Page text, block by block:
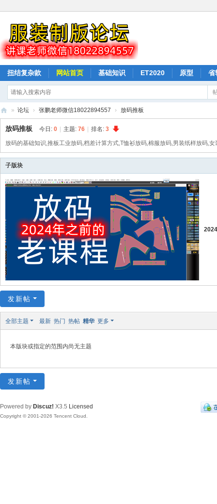
扭结复杂款 网站首页 基础知识 ET2020 原型 省
山
教
育
服
板
纸
样
C
A
D
制
版
» 论坛 › 张鹏老师微信18022894557 › 放码推板
放码推板 今日: 0 主题: 76 排名: 3
放码的基础知识,推板工业放码,档差计算方式,T恤衫放码,棉服放码,男装纸样放码,
子版块
发新帖
全部主题 最新 热门 热帖 精华 更多
本版块或指定的范围内尚无主题
发新帖
Powered by Discuz! X3.5 Licensed
Copyright © 2001-2026 Tencent Cloud.